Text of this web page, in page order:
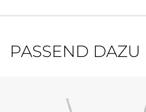
PASSEND DAZU